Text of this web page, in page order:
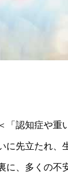
「認知症や重
に先立たれ、
に、多くの不